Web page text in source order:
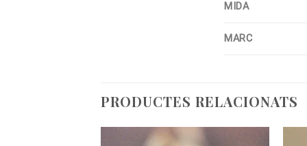
MIDA
MARC
PRODUCTES RELACIONATS